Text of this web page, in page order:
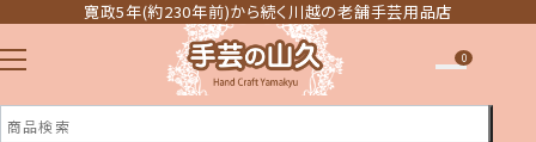
寛政5年(約230年前)から続く川越の老舗手芸用品店
0